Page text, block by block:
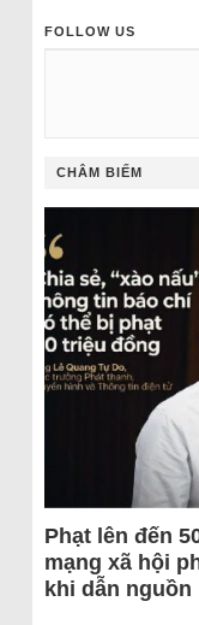
FOLLOW US
CHÂM BIẾM
Phạt lên đến
mạng xã hội
khi dẫn nguồn